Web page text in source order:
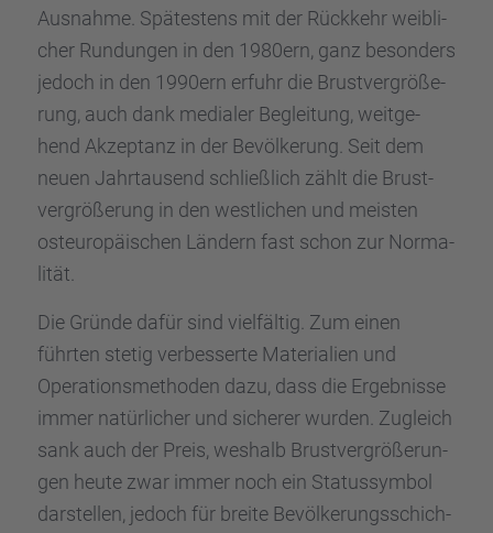
Ausnahme. Spätes­tens mit der Rückkehr weibli­
cher Rundun­gen in den 1980ern, ganz beson­ders
jedoch in den 1990ern erfuhr die Brust­ver­grö­ße­
rung, auch dank media­ler Beglei­tung, weitge­
hend Akzep­tanz in der Bevöl­ke­rung. Seit dem
neuen Jahrtau­send schließ­lich zählt die Brust­
ver­grö­ße­rung in den westli­chen und meisten
osteu­ro­päi­schen Ländern fast schon zur Norma­
li­tät.
Die Gründe dafür sind vielfäl­tig. Zum einen
führten stetig verbes­serte Materia­lien und
Opera­ti­ons­me­tho­den dazu, dass die Ergeb­nisse
immer natür­li­cher und siche­rer wurden. Zugleich
sank auch der Preis, weshalb Brust­ver­grö­ße­run­
gen heute zwar immer noch ein Status­sym­bol
darstel­len, jedoch für breite Bevöl­ke­rungs­schich­